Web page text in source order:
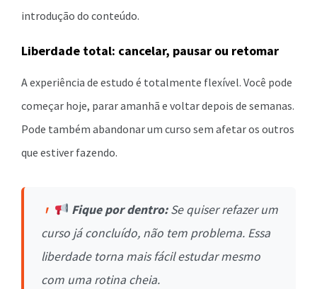
introdução do conteúdo.
Liberdade total: cancelar, pausar ou retomar
A experiência de estudo é totalmente flexível. Você pode
começar hoje, parar amanhã e voltar depois de semanas.
Pode também abandonar um curso sem afetar os outros
que estiver fazendo.
Fique por dentro:Se quiser refazer um
curso já concluído, não tem problema. Essa
liberdade torna mais fácil estudar mesmo
com uma rotina cheia.